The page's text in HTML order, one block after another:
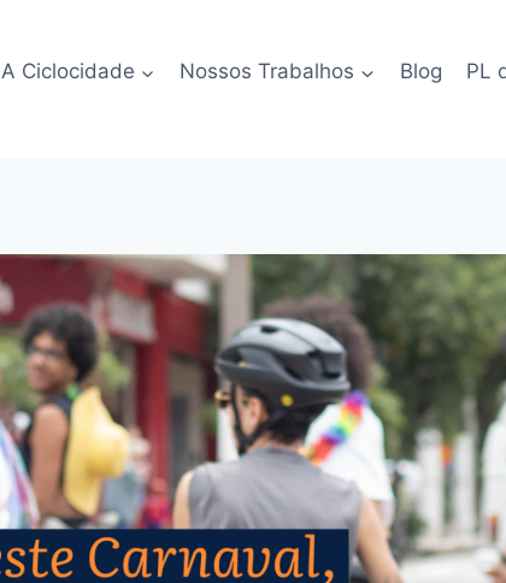
A Ciclocidade Nossos Trabalhos Blog PL